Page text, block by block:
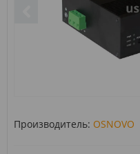
Производитель: OSNOVO